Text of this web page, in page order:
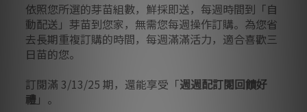
依照您所選的芽苗組數，鮮採即送，每週時間到「自
動配送」芽苗到您家，無需您每週操作訂購。為您省
去長期重複訂購的時間，每週滿滿活力，適合喜歡三
日苗的您。
訂閱滿 3/13/25 期，還能享受「週週配訂閱回饋好
禮」。